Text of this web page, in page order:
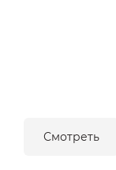
Смотреть